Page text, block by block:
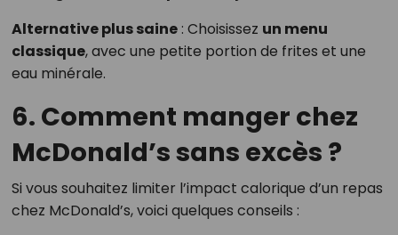
Alternative plus saine: Choisissez un menu
classique, avec une petite portion de frites et une
eau minérale.
6. Comment manger chez
McDonald’s sans excès ?
Si vous souhaitez limiter l’impact calorique d’un repas
chez McDonald’s, voici quelques conseils :